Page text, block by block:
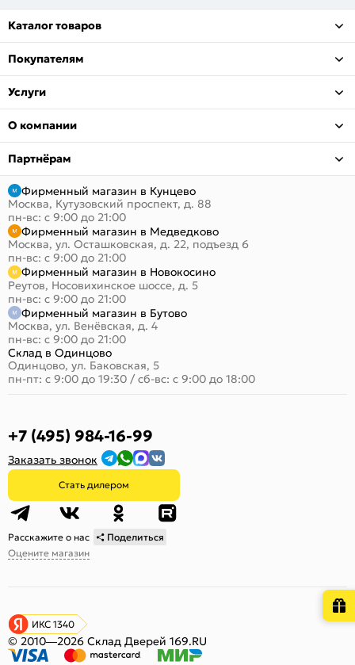
Каталог товаров
Покупателям
Услуги
О компании
Партнёрам
Фирменный магазин в Кунцево
Москва, Кутузовский проспект, д. 88
пн-вс: с 9:00 до 21:00
Фирменный магазин в Медведково
Москва, ул. Осташковская, д. 22, подъезд 6
пн-вс: с 9:00 до 21:00
Фирменный магазин в Новокосино
Реутов, Носовихинское шоссе, д. 5
пн-вс: с 9:00 до 21:00
Фирменный магазин в Бутово
Москва, ул. Венёвская, д. 4
пн-вс: с 9:00 до 21:00
Склад в Одинцово
Одинцово, ул. Баковская, 5
пн-пт: с 9:00 до 19:30 / сб-вс: с 9:00 до 18:00
+7 (495) 984-16-99
Заказать звонок
Стать дилером
Расскажите о нас
Поделиться
Оцените магазин
ИКС 1340
© 2010—2026 Склад Дверей 169.RU